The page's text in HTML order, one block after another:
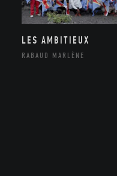
LES AMBITIEUX
RABAUD MARLÈNE